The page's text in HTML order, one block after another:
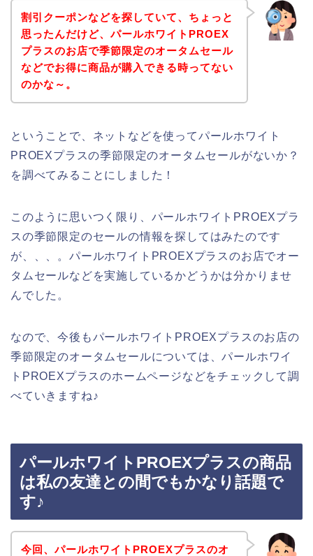
割引クーポンなどを探していて、ちょっと
思ったんだけど、パールホワイトPROEX
プラスのお店で季節限定のオータムセール
などでお得に商品が購入できる時ってない
のかな～。
ということで、ネットなどを使ってパールホワイト
PROEXプラスの季節限定のオータムセールがないか？
を調べてみることにしました！
このように思いつく限り、パールホワイトPROEXプラ
スの季節限定のセールの情報を探してはみたのです
が、、、。パールホワイトPROEXプラスのお店でオー
タムセールなどを実施しているかどうかは分かりませ
んでした。
なので、今後もパールホワイトPROEXプラスのお店の
季節限定のオータムセールについては、パールホワイ
トPROEXプラスのホームページなどをチェックして調
べていきますね♪
パールホワイトPROEXプラスの商品
は私の友達との間でもかなり話題で
す♪
今回、パールホワイトPROEXプラスのオ